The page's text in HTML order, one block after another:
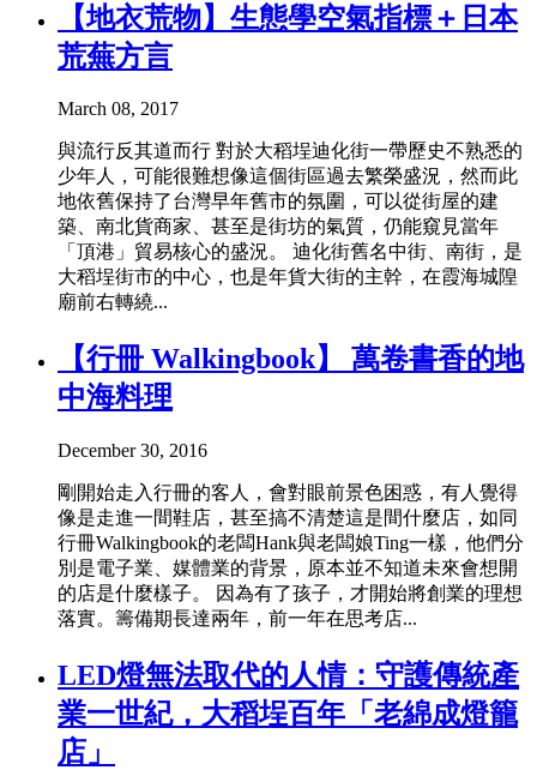
【地衣荒物】生態學空氣指標＋日本
荒蕪方言
March 08, 2017
與流行反其道而行 對於大稻埕迪化街一帶歷史不熟悉的
少年人，可能很難想像這個街區過去繁榮盛況，然而此
地依舊保持了台灣早年舊市的氛圍，可以從街屋的建
築、南北貨商家、甚至是街坊的氣質，仍能窺見當年
「頂港」貿易核心的盛況。 迪化街舊名中街、南街，是
大稻埕街市的中心，也是年貨大街的主幹，在霞海城隍
廟前右轉繞...
【行冊 Walkingbook】 萬卷書香的地
中海料理
December 30, 2016
剛開始走入行冊的客人，會對眼前景色困惑，有人覺得
像是走進一間鞋店，甚至搞不清楚這是間什麼店，如同
行冊Walkingbook的老闆Hank與老闆娘Ting一樣，他們分
別是電子業、媒體業的背景，原本並不知道未來會想開
的店是什麼樣子。 因為有了孩子，才開始將創業的理想
落實。籌備期長達兩年，前一年在思考店...
LED燈無法取代的人情：守護傳統產
業一世紀，大稻埕百年「老綿成燈籠
店」